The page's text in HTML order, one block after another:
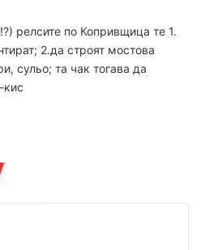
релсите по Копривщица те 1.
2.да строят мостова
сульо; та чак тогава да
кис